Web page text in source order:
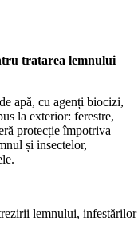
tratarea lemnului
apă, cu agenți biocizi,
la exterior: ferestre,
protecție împotriva
și insectelor,
lemnului, infestărilor